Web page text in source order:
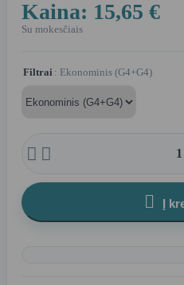
Kaina: 15,65 €
Su mokesčiais
Filtrai : Ekonominis (G4+G4)
 
 Į